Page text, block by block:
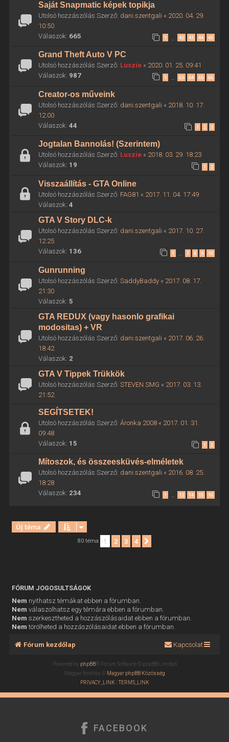
Saját Snapmatic képek topikja
Utolsó hozzászólás Szerző: dani.szentgali « 2020. 04. 29.
10:50
Válaszok: 665 1 42 43 44 45
Grand Theft Auto V PC
Utolsó hozzászólás Szerző: Luszie« 2020. 01. 25. 09:41
Válaszok: 987 1 … 63 64 65 66
Creator-os műveink
Utolsó hozzászólás Szerző: dani.szentgali « 2018. 10. 17.
12:00
Válaszok: 44 1 2 3
Jogtalan Bannolás! (Szerintem)
Utolsó hozzászólás Szerző: Luszie« 2018. 03. 29. 18:23
Válaszok: 19 1 2
Visszaállítás - GTA Online
Utolsó hozzászólás Szerző: FAG81 « 2017. 11. 04. 17:49
Válaszok: 4
GTA V Story DLC-k
Utolsó hozzászólás Szerző: dani.szentgali « 2017. 10. 27.
12:25
Válaszok: 136 1 … 7 8 9 10
Gunrunning
Utolsó hozzászólás Szerző: SaddyBaddy« 2017. 08. 17.
21:30
Válaszok: 5
GTA REDUX (vagy hasonlo grafikai
modositas) + VR
Utolsó hozzászólás Szerző: dani.szentgali « 2017. 06. 26.
18:42
Válaszok: 2
GTA V Tippek Trükkök
Utolsó hozzászólás Szerző: STEVEN SMG « 2017. 03. 13.
21:52
SEGÍTSETEK!
Utolsó hozzászólás Szerző: Áronka 2008« 2017. 01. 31.
09:48
Válaszok: 15 1 2
Mítoszok, és összeesküvés-elméletek
Utolsó hozzászólás Szerző: dani.szentgali « 2016. 08. 25.
18:28
Válaszok: 234 1 … 13 14 15 16
Új téma
80 téma 1 2 3 4
FÓRUM JOGOSULTSÁGOK
Nem nyithatsz témákat ebben a fórumban.
Nem válaszolhatsz egy témára ebben a fórumban.
Nem szerkesztheted a hozzászólásaidat ebben a fórumban.
Nem törölheted a hozzászólásaidat ebben a fórumban.
Fórum kezdőlap Kapcsolat
Powered by phpBB® Forum Software © phpBB Limited
Magyar fordítás © Magyar phpBB Közösség
PRIVACY_LINK |TERMS_LINK
FACEBOOK